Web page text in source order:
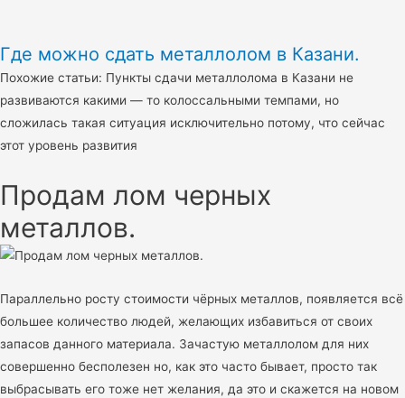
Где можно сдать металлолом в Казани.
Похожие статьи: Пункты сдачи металлолома в Казани не
развиваются какими — то колоссальными темпами, но
сложилась такая ситуация исключительно потому, что сейчас
этот уровень развития
Продам лом черных
металлов.
Параллельно росту стоимости чёрных металлов, появляется всё
большее количество людей, желающих избавиться от своих
запасов данного материала. Зачастую металлолом для них
совершенно бесполезен но, как это часто бывает, просто так
выбрасывать его тоже нет желания, да это и скажется на новом